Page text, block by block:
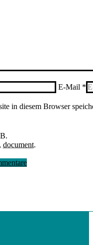
E-Mail *
in diesem Browser
, document.